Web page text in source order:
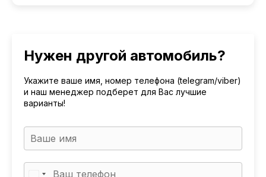
Нужен другой автомобиль?
Укажите ваше имя, номер телефона (telegram/viber)
и наш менеджер подберет для Вас лучшие
варианты!